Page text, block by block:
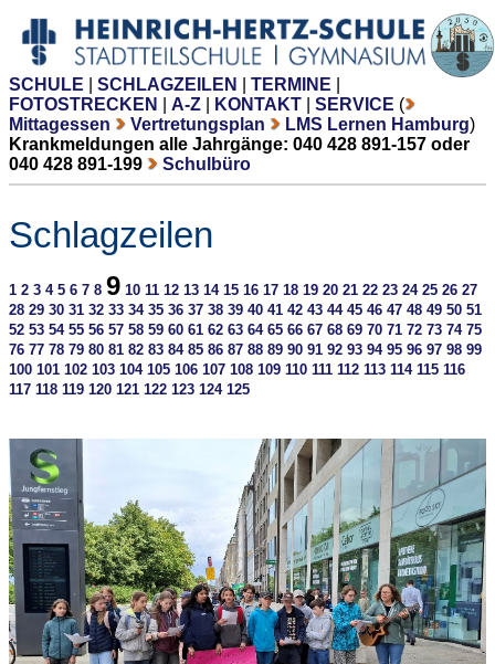
SCHULE SCHLAGZEILEN TERMINE
FOTOSTRECKEN
A-Z KONTAKT SERVICE (
Mittagessen
Vertretungsplan LMS Lernen Hamburg)
Krankmeldungen alle Jahrgänge: 040 428 891-157 oder
040 428 891-199
Schulbüro
Schlagzeilen
1 2 3 4 5 6 7 8 9 10 11 12 13 14 15 16 17 18 19 20 21 22 23 24 25 26 27
28 29 30 31 32 33 34 35 36 37 38 39 40 41 42 43 44 45 46 47 48 49 50 51
52 53 54 55 56 57 58 59 60 61 62 63 64 65 66 67 68 69 70 71 72 73 74 75
76 77 78 79 80 81 82 83 84 85 86 87 88 89 90 91 92 93 94 95 96 97 98 99
100 101 102 103 104 105 106 107 108 109 110 111 112 113 114 115 116
117 118 119 120 121 122 123 124 125